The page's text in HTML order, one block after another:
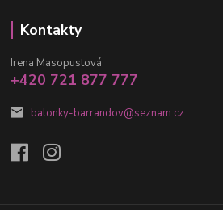
Kontakty
Irena Masopustová
+420 721 877 777
balonky-barrandov@seznam.cz